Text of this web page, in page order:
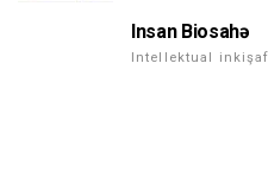
Insan Biosahə
Intellektual inkişaf